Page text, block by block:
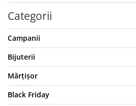
LĂNȚIȘOARE ARGINT
Lănțișoare cu Inimioare
Lănțișoare cu Cruce
Lănțișoare cu Stea
Lănțișoare cu Soare
Lănțișoare cu Semilună
Lănțișoare cu Zodii
Lănțișoare cu Animale
Categorii
Campanii
Bijuterii
Mărțișor
Black Friday